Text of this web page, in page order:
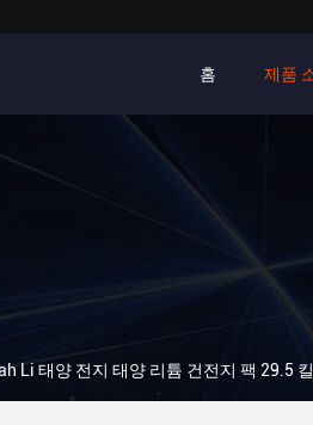
홈 제품
Li 태양 전지 태양 리튬 건전지 팩 29.5